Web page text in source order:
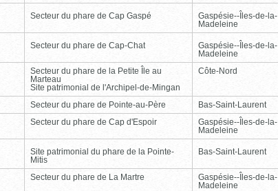
Secteur du phare de Cap Gaspé
Gaspésie--Îles-de-la-
Madeleine
Secteur du phare de Cap-Chat
Gaspésie--Îles-de-la-
Madeleine
Secteur du phare de la Petite Île au
Marteau
Site patrimonial de l'Archipel-de-Mingan
Côte-Nord
Secteur du phare de Pointe-au-Père Bas-Saint-Laurent
Secteur du phare de Cap d'Espoir
Gaspésie--Îles-de-la-
Madeleine
Site patrimonial du phare de la Pointe-
Mitis
Bas-Saint-Laurent
Secteur du phare de La Martre
Gaspésie--Îles-de-la-
Madeleine